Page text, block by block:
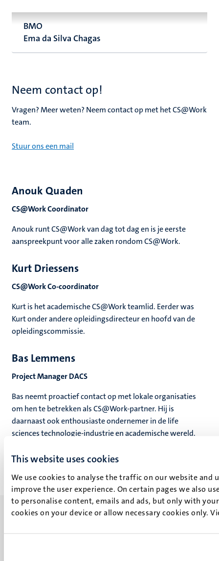
This website uses cookies
We use cookies to analyse the traffic on our website and
improve the user experience. On certain pages we also
to personalise content, emails and ads, but only with
cookies on your device or allow necessary cookies only.
BMO
Ema da Silva Chagas
Neem contact op!
Vragen? Meer weten? Neem contact op met het CS@Work
team.
Stuur ons een mail
Anouk Quaden
CS@Work Coordinator
Anouk runt CS@Work van dag tot dag en is je eerste
aanspreekpunt voor alle zaken rondom CS@Work.
Kurt Driessens
CS@Work Co-coordinator
Kurt is het academische CS@Work teamlid. Eerder was
Kurt onder andere opleidingsdirecteur en hoofd van de
opleidingscommissie.
Bas Lemmens
Project Manager DACS
Bas neemt proactief contact op met lokale organisaties
om hen te betrekken als CS@Work-partner. Hij is
daarnaast ook enthousiaste ondernemer in de life
sciences technologie-industrie en academische wereld.